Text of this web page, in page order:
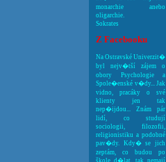
monarchie anebo
oligarchie.
Sokrates
Z Facebooku
Na Ostravské Univerzit�
byl nejv�tší zájem o
obory Psychologie a
Spole�enské v�dy... Jak
vidno, pracáky o své
klienty jen tak
nep�ijdou... Znám pár
lidí, co studují
sociologii, filozofii,
religionistiku a podobné
pav�dy. Kdy� se jich
zeptám, co budou po
škole d�lat, tak nemají